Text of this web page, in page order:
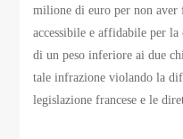
milione di euro per non aver
accessibile e affidabile per
di un peso inferiore ai due
tale infrazione violando la
legislazione francese e le